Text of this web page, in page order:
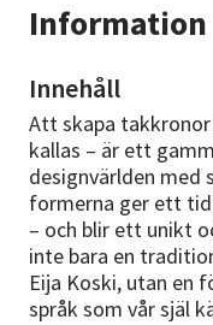
Information
Innehåll
Att skapa
kallas – är ett
designvärlden med
formerna ger ett
– och blir ett unikt
inte bara en
Eija Koski, utan en
språk som vår själ